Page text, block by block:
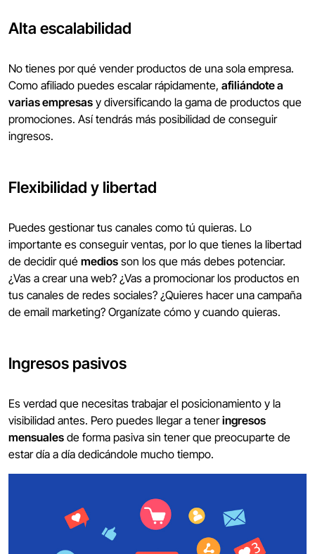
Alta escalabilidad
No tienes por qué vender productos de una sola empresa.
Como afiliado puedes escalar rápidamente, afiliándote a
varias empresas y diversificando la gama de productos que
promociones. Así tendrás más posibilidad de conseguir
ingresos.
Flexibilidad y libertad
Puedes gestionar tus canales como tú quieras. Lo
importante es conseguir ventas, por lo que tienes la libertad
de decidir qué medios son los que más debes potenciar.
¿Vas a crear una web? ¿Vas a promocionar los productos en
tus canales de redes sociales? ¿Quieres hacer una campaña
de email marketing? Organízate cómo y cuando quieras.
Ingresos pasivos
Es verdad que necesitas trabajar el posicionamiento y la
visibilidad antes. Pero puedes llegar a teneringresos
mensuales de forma pasiva sin tener que preocuparte de
estar día a día dedicándole mucho tiempo.